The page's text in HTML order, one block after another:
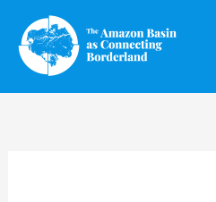
content